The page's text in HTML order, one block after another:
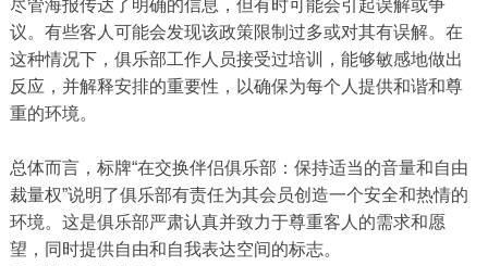
尽管海报传达了明确的信息，但有时可能会引起误解或争
议。有些客人可能会发现该政策限制过多或对其有误解。在
这种情况下，俱乐部工作人员接受过培训，能够敏感地做出
反应，并解释安排的重要性，以确保为每个人提供和谐和尊
重的环境。
总体而言，标牌“在交换伴侣俱乐部：保持适当的音量和自由
裁量权”说明了俱乐部有责任为其会员创造一个安全和热情的
环境。这是俱乐部严肃认真并致力于尊重客人的需求和愿
望，同时提供自由和自我表达空间的标志。